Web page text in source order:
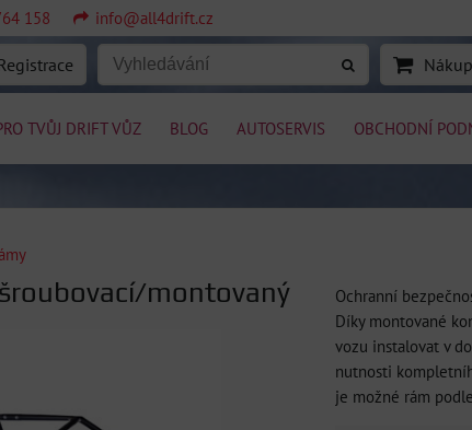
158 info@all4drift.cz
TVŮJ DRIFT VŮZ BLOG AUTOSERVIS OBCHODNÍ
montovaný
Ochranní
Díky montované
vozu instalovat v
nutnosti
je možné rám